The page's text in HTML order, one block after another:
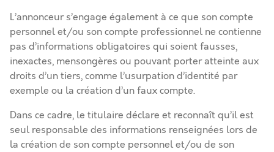
L’annonceur s’engage également à ce que son compte
personnel et/ou son compte professionnel ne contienne
pas d’informations obligatoires qui soient fausses,
inexactes, mensongères ou pouvant porter atteinte aux
droits d’un tiers, comme l’usurpation d’identité par
exemple ou la création d’un faux compte.
Dans ce cadre, le titulaire déclare et reconnaît qu’il est
seul responsable des informations renseignées lors de
la création de son compte personnel et/ou de son